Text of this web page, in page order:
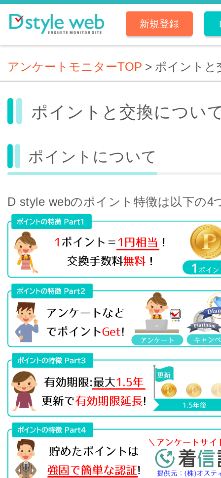
新規登録
アンケートモニターTOP > ポイントと
ポイントと交換につい
ポイントについて
D style webのポイント特徴は以下の4